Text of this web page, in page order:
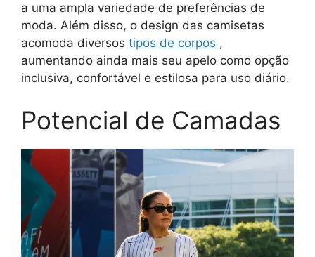
a uma ampla variedade de preferências de
moda. Além disso, o design das camisetas
acomoda diversos tipos de corpos ,
aumentando ainda mais seu apelo como opção
inclusiva, confortável e estilosa para uso diário.
Potencial de Camadas